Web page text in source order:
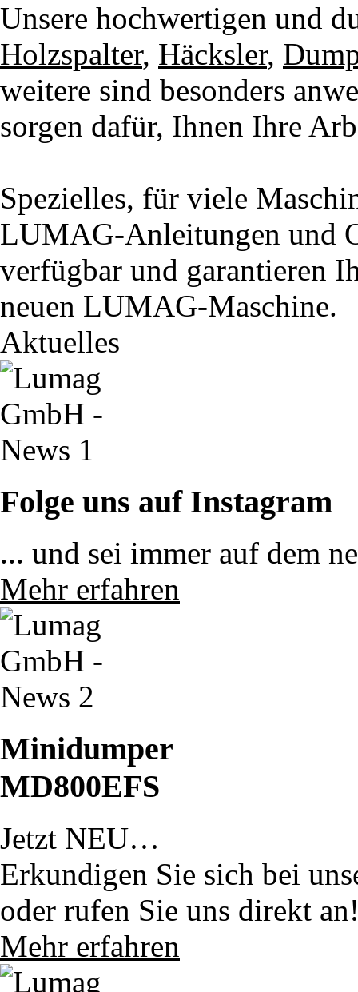
Unsere hochwertigen und
Holzspalter, Häcksler,
weitere sind besonders
sorgen dafür, Ihnen Ihre
Spezielles, für viele
LUMAG-Anleitungen und
verfügbar und garantieren
neuen LUMAG-Maschine.
Aktuelles
Folge uns auf Instagram
... und sei immer auf dem
Mehr erfahren
Minidumper
MD800EFS
Jetzt NEU…
Erkundigen Sie sich bei
oder rufen Sie uns direkt
Mehr erfahren